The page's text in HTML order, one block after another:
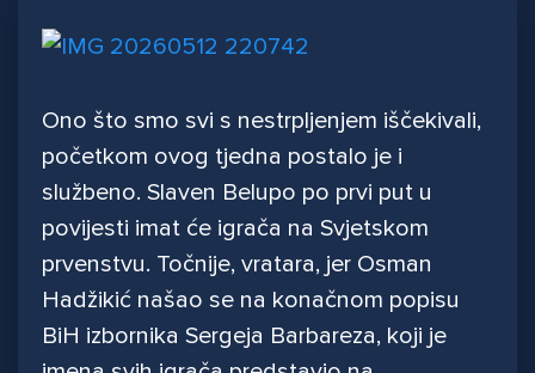
Ono što smo svi s nestrpljenjem iščekivali,
početkom ovog tjedna postalo je i
službeno. Slaven Belupo po prvi put u
povijesti imat će igrača na Svjetskom
prvenstvu. Točnije, vratara, jer Osman
Hadžikić našao se na konačnom popisu
BiH izbornika Sergeja Barbareza, koji je